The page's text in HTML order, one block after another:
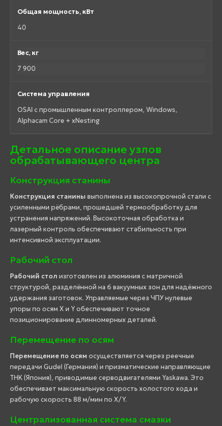
Общая мощность, кВт
40
Вес, кг
7 900
Система управления
OSAI с промышленным контроллером, Windows,
Alphacam Core + xNesting
Детальное описание узлов
обрабатывающего центра
Конструкция станины
Конструкция станины выполнена из высокопрочной стали с
усиленными рёбрами, прошедшей термообработку для
устранения напряжений. Высокоточная обработка и
лазерный контроль обеспечивают стабильность при
интенсивной эксплуатации.
Рабочий стол
Рабочий стол изготовлен из алюминия с матричной
структурой, разделённой на 6 вакуумных зон для надёжного
удержания заготовок. Управляемые через ЧПУ нулевые
упоры по осям X и Y обеспечивают точное
позиционирование длинномерных деталей.
Перемещение по осям
Перемещение по осям осуществляется через реечные
передачи Gudel (Германия) и призматические направляющие
THK (Япония), приводимые серводвигателями Yaskawa. Это
обеспечивает максимальную скорость холостого хода и
рабочую скорость 88 м/мин по X/Y.
Централизованная система смазки